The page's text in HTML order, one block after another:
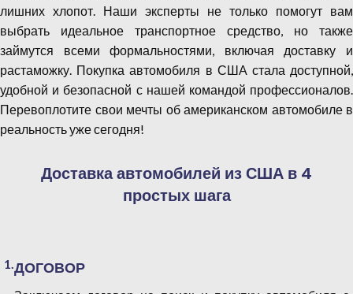
лишних хлопот. Наши эксперты не только помогут вам
выбрать идеальное транспортное средство, но также
займутся всеми формальностями, включая доставку и
растаможку. Покупка автомобиля в США стала доступной,
удобной и безопасной с нашей командой профессионалов.
Перевоплотите свои мечты об американском автомобиле в
реальность уже сегодня!
Доставка автомобилей из США в 4
простых шага
1.ДОГОВОР